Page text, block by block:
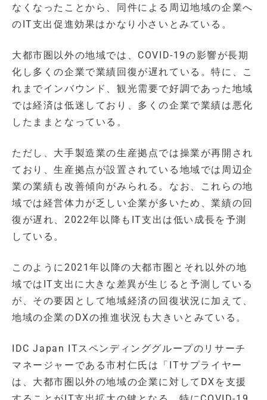
なくなったことから、同件による周辺地域の企業へ
のIT支出促進効果はかなり小さいとみている。
大都市圏以外の地域では、COVID-19の影響が長期
化し多くの企業で業績回復が遅れている。特に、こ
れまでインバウンド、観光需要で好調であった地域
では経済は低迷しており、多くの企業で業績は悪化
したままとなっている。
ただし、大手製造業の生産拠点では操業が再開され
ており、生産拠点が設置されている地域では周辺企
業の業績も改善傾向がみられる。なお、これらの地
域では経営体力が乏しい企業が多いため、業績の回
復が遅れ、2022年以降もIT支出は低い成長を予測
している。
このように2021年以降の大都市圏とそれ以外の地
域ではIT支出に大きな差異が生じると予測している
が、その要因として地域経済の回復状況に加えて、
地域の企業のDXの推進状況も大きいとみている。
IDC Japan ITスペンディンググループのリサーチ
マネージャーである市村仁氏は「ITサプライヤー
は、大都市圏以外の地域の企業に対してDXを支援